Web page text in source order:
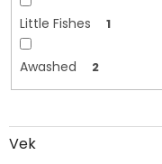
Little Fishes 1
Awashed 2
Vek